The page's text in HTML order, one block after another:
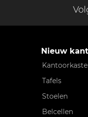
Nieuw
Tafels
Stoelen
Belcellen